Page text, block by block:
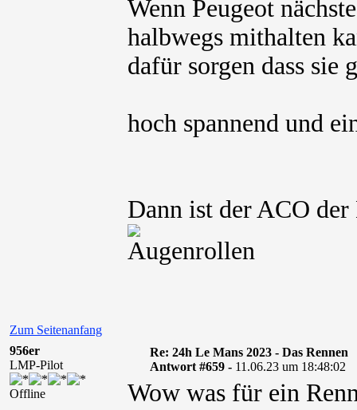
Wenn Peugeot
halbwegs mithalten
dafür sorgen dass sie
hoch spannend und
Dann ist der ACO
Zum Seitenanfang
956er
LMP-Pilot
Offline
Re: 24h Le Mans 2023 - Das Rennen
Antwort #659 - 11.06.23 um 18:48:02
Wow was für ein